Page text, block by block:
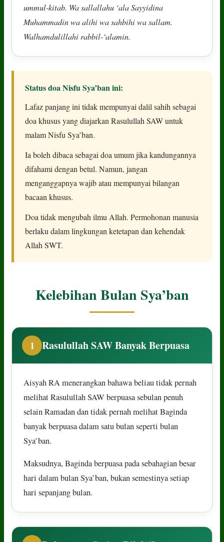
ummul-kitab. Wa sallallahu ‘ala Sayyidina
Muhammadin wa alihi wa sahbihi wa sallam.
Walhamdulillahi rabbil-‘alamin.
Status doa Nisfu Sya’ban ini:
Lafaz panjang ini tidak mempunyai dalil sahih sebagai
doa khusus yang diajarkan Rasulullah SAW untuk
malam Nisfu Sya’ban.
Ia boleh dibaca sebagai doa umum jika kandungannya
difahami dengan betul. Namun, jangan
menganggapnya wajib atau mempunyai bilangan
bacaan khusus.
Doa tidak mengubah ilmu Allah. Permohonan manusia
berlaku dalam lingkungan ketetapan dan kehendak
Allah SWT.
Kelebihan Bulan Sya’ban
1 Rasulullah SAW Banyak Berpuasa
Aisyah RA menerangkan bahawa beliau tidak pernah
melihat Rasulullah SAW berpuasa sebulan penuh
selain Ramadan dan tidak pernah melihat Baginda
banyak berpuasa dalam satu bulan seperti bulan
Sya’ban.
Maksudnya, Baginda berpuasa pada sebahagian besar
hari dalam bulan Sya’ban, bukan semestinya setiap
hari sepanjang bulan.